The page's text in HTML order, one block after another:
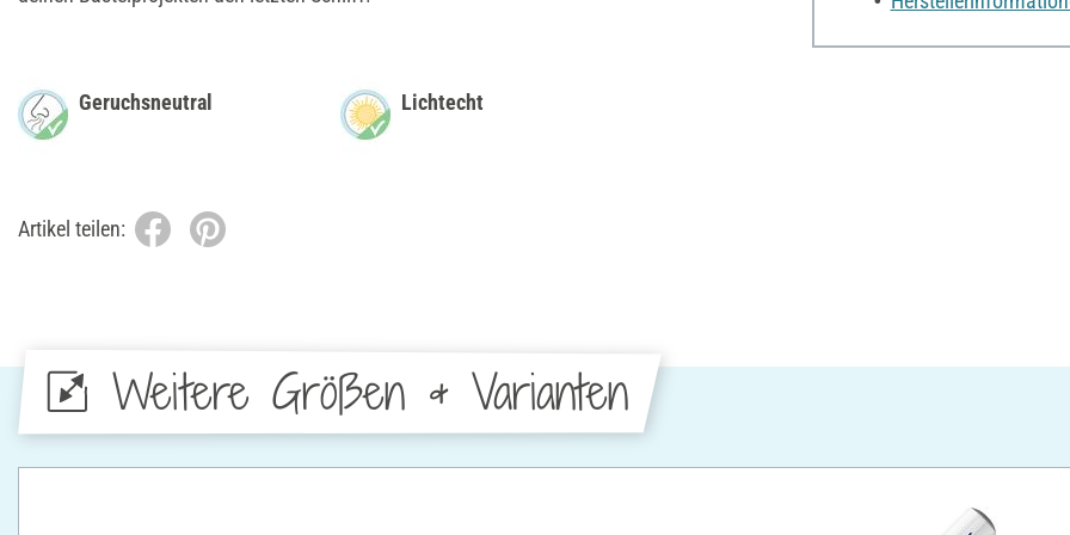
Geruchsneutral Lichtecht
Artikel teilen:
Weitere Größen & Varianten